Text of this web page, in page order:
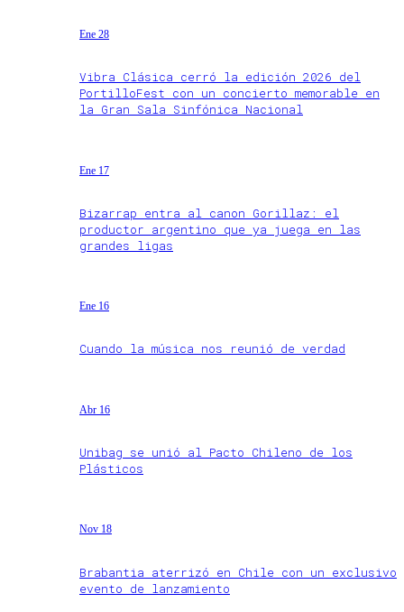
Ene 28
Vibra Clásica cerró la edición 2026 del
PortilloFest con un concierto memorable en
la Gran Sala Sinfónica Nacional
Ene 17
Bizarrap entra al canon Gorillaz: el
productor argentino que ya juega en las
grandes ligas
Ene 16
Cuando la música nos reunió de verdad
Abr 16
Unibag se unió al Pacto Chileno de los
Plásticos
Nov 18
Brabantia aterrizó en Chile con un exclusivo
evento de lanzamiento